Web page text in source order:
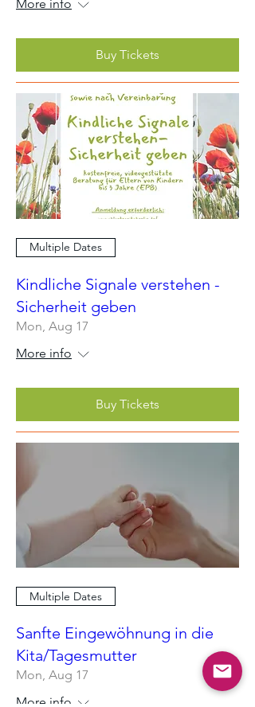
More info
Buy Tickets
Multiple Dates
Kindliche Signale verstehen -
Sicherheit geben
Mon, Aug 17
More info
Buy Tickets
Multiple Dates
Sanfte Eingewöhnung in die
Kita/Tagesmutter
Mon, Aug 17
More info